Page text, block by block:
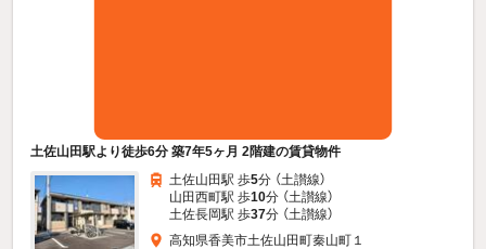
土佐山田駅より徒歩6分 築7年5ヶ月 2階建の賃貸物件
土佐山田駅 歩5分 （土讃線）
山田西町駅 歩10分 （土讃線）
土佐長岡駅 歩37分 （土讃線）
高知県香美市土佐山田町秦山町１